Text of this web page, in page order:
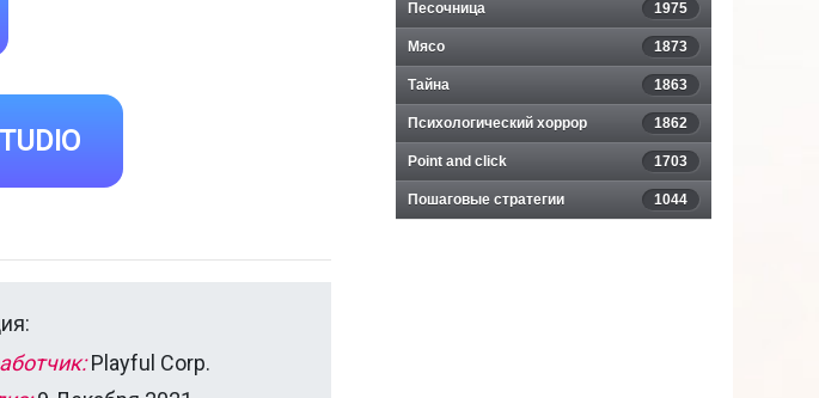
Playful Corp.
Песочница 1975
Мясо 1873
Тайна 1863
Психологический хоррор 1862
Point and click 1703
Пошаговые стратегии 1044